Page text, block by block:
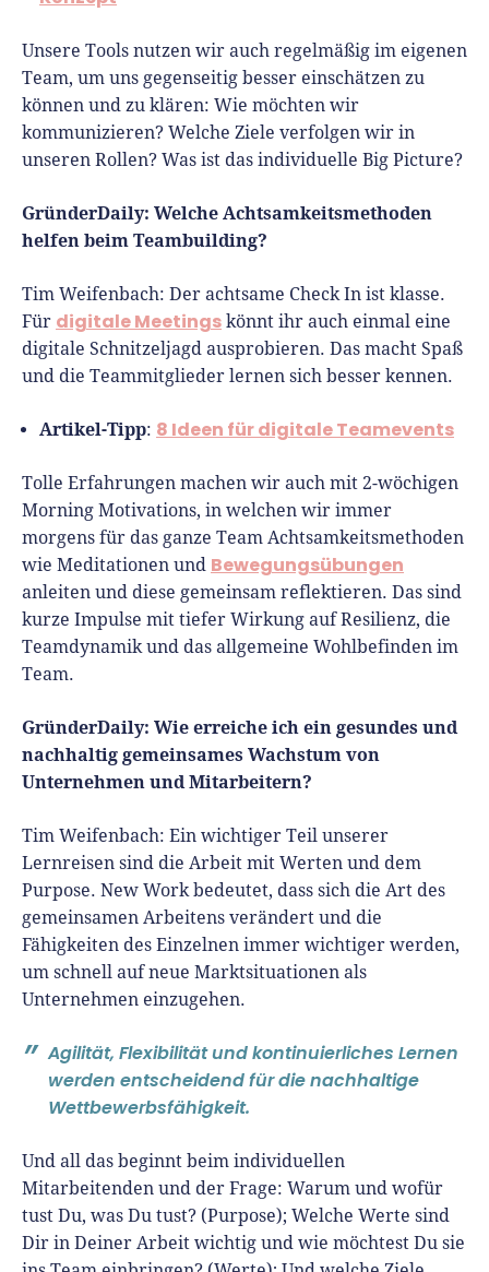
Unsere Tools nutzen wir auch regelmäßig im eigenen
Team, um uns gegenseitig besser einschätzen zu
können und zu klären: Wie möchten wir
kommunizieren? Welche Ziele verfolgen wir in
unseren Rollen? Was ist das individuelle Big Picture?
GründerDaily: Welche Achtsamkeitsmethoden
helfen beim Teambuilding?
Tim Weifenbach: Der achtsame Check In ist klasse.
Für digitale Meetings könnt ihr auch einmal eine
digitale Schnitzeljagd ausprobieren. Das macht Spaß
und die Teammitglieder lernen sich besser kennen.
Artikel-Tipp: 8 Ideen für digitale Teamevents
Tolle Erfahrungen machen wir auch mit 2-wöchigen
Morning Motivations, in welchen wir immer
morgens für das ganze Team Achtsamkeitsmethoden
wie Meditationen und Bewegungsübungen
anleiten und diese gemeinsam reflektieren. Das sind
kurze Impulse mit tiefer Wirkung auf Resilienz, die
Teamdynamik und das allgemeine Wohlbefinden im
Team.
GründerDaily: Wie erreiche ich ein gesundes und
nachhaltig gemeinsames Wachstum von
Unternehmen und Mitarbeitern?
Tim Weifenbach: Ein wichtiger Teil unserer
Lernreisen sind die Arbeit mit Werten und dem
Purpose. New Work bedeutet, dass sich die Art des
gemeinsamen Arbeitens verändert und die
Fähigkeiten des Einzelnen immer wichtiger werden,
um schnell auf neue Marktsituationen als
Unternehmen einzugehen.
Agilität, Flexibilität und kontinuierliches Lernen
werden entscheidend für die nachhaltige
Wettbewerbsfähigkeit.
Und all das beginnt beim individuellen
Mitarbeitenden und der Frage: Warum und wofür
tust Du, was Du tust? (Purpose); Welche Werte sind
Dir in Deiner Arbeit wichtig und wie möchtest Du sie